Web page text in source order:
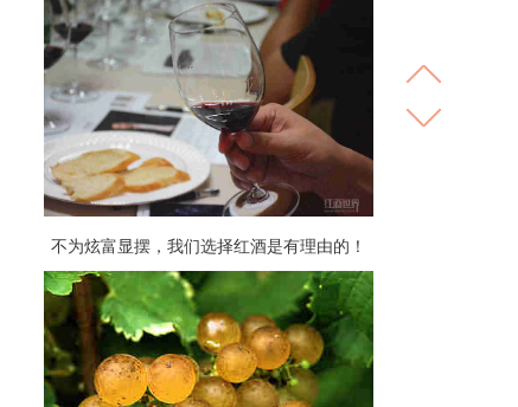
不为炫富显摆，我们选择红酒是有理由的！